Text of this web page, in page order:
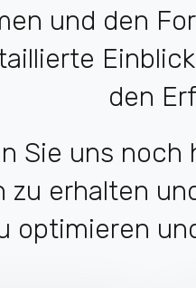
und den
den
Sie uns
zu erhalten
optimieren